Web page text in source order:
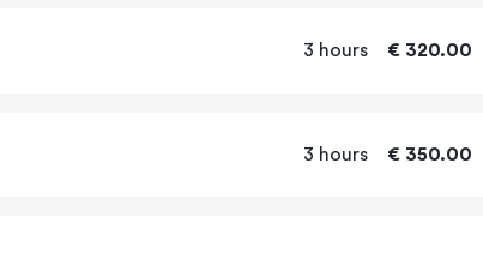
3 hours € 320.00
3 hours € 350.00